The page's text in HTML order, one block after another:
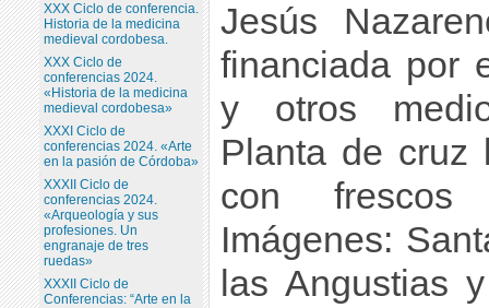
Jesús
financiada por
y otros
Planta de cruz
con
Imágenes:
las Angustias
XXX Ciclo de conferencia.
Historia de la medicina
medieval cordobesa.
XXX Ciclo de
conferencias 2024.
«Historia de la medicina
medieval cordobesa»
XXXI Ciclo de
conferencias 2024. «Arte
en la pasión de Córdoba»
XXXII Ciclo de
conferencias 2024.
«Arqueología y sus
profesiones. Un
engranaje de tres
ruedas»
XXXII Ciclo de
Conferencias: “Arte en la